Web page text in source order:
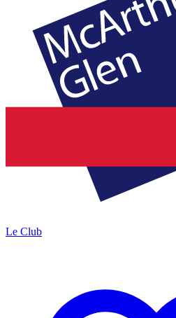
Le Club